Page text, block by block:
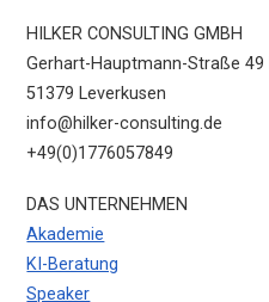
HILKER CONSULTING GMBH
Gerhart-Hauptmann-Straße 49
51379 Leverkusen
info@hilker-consulting.de
+49(0)1776057849
DAS UNTERNEHMEN
Akademie
KI-Beratung
Speaker